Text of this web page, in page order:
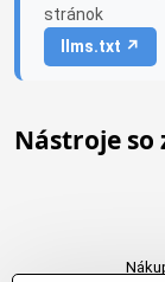
stránok
llms.txt ↗
Nástroje so